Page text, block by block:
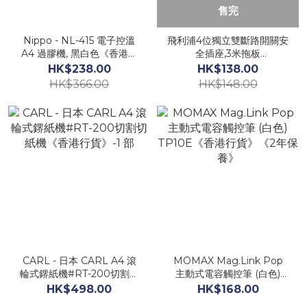
Nippo - NL-415 電子控溫
A4 過膠機, 黑白色《香港行
貨》《2年保養》- 1 部
HK$238.00
HK$366.00
售完
飛利浦4位獨立雙斷路開關安
全插座,3米拖板
#CHP3446WB《香港行
貨》《2年保養》
HK$138.00
HK$148.00
CARL - 日本 CARL A4 滾
輪式鎅紙機#RT-200切割切
紙機《香港行貨》-1 部
HK$498.00
MOMAX Mag.Link Pop
主動式電容觸控筆 (白色)
TP10E《香港行貨》《2年
HK$168.00